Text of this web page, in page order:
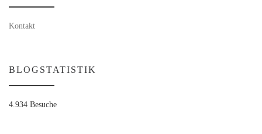
Kontakt
BLOGSTATISTIK
4.934 Besuche